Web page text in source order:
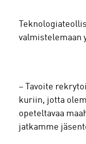
valmistelemaan
– Tavoite
kuriin, jotta
opeteltavaa
jatkamme